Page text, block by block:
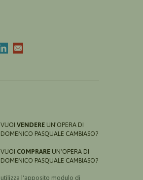
VUOI VENDERE UN'OPERA DI
DOMENICO PASQUALE CAMBIASO?
VUOI COMPRARE UN'OPERA DI
DOMENICO PASQUALE CAMBIASO?
utilizza l'apposito modulo di